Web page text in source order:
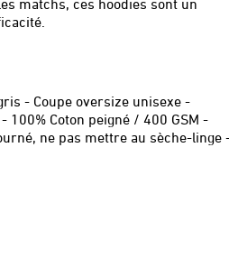
matchs, ces hoodies sont un
- Coupe oversize unisexe -
Coton peigné / 400 GSM -
ne pas mettre au sèche-linge